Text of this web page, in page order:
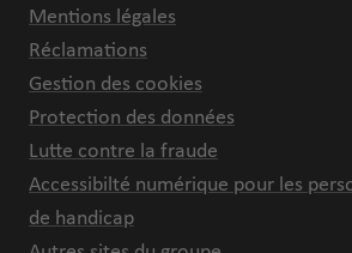
Mentions légales
Réclamations
Gestion des cookies
Protection des données
Lutte contre la fraude
Accessibilté numérique pour les
de handicap